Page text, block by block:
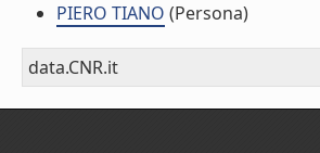
PIERO TIANO (Persona)
data.CNR.it